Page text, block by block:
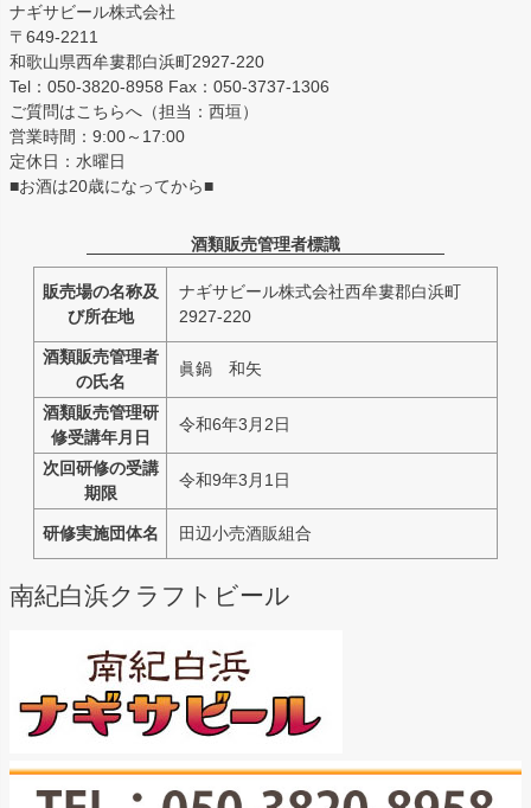
ナギサビール株式会社
〒649-2211
和歌山県西牟婁郡白浜町2927-220
Tel：050-3820-8958 Fax：050-3737-1306
ご質問はこちらへ（担当：西垣）
営業時間：9:00～17:00
定休日：水曜日
■お酒は20歳になってから■
酒類販売管理者標識
販売場の名称及
び所在地
ナギサビール株式会社西牟婁郡白浜町
2927-220
酒類販売管理者
の氏名
眞鍋 和矢
酒類販売管理研
修受講年月日
令和6年3月2日
次回研修の受講
期限
令和9年3月1日
研修実施団体名 田辺小売酒販組合
南紀白浜クラフトビール